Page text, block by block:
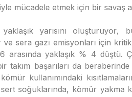
mücadele etmek için bir savaş
yarısını oluşturuyor,
sera gazı emisyonları için
arasında yaklaşık % 4
takım başarıları da
kullanımındaki
soğuklarında, kömür yakma